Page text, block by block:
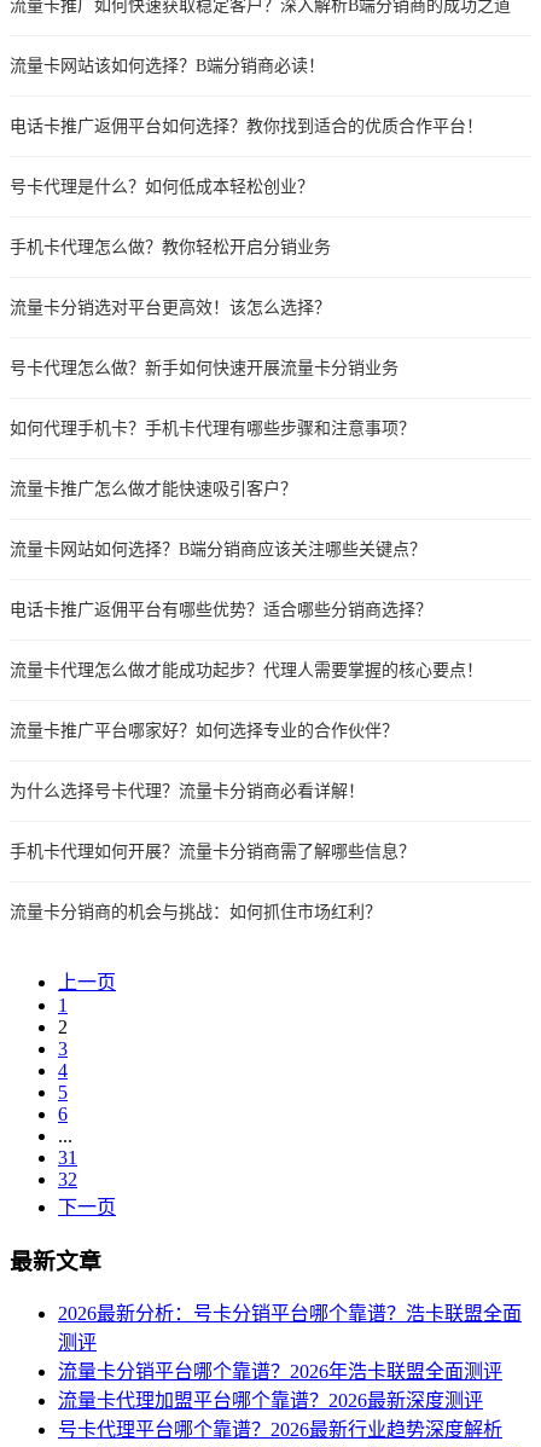
流量卡推广如何快速获取稳定客户？深入解析B端分销商的成功之道
流量卡网站该如何选择？B端分销商必读！
电话卡推广返佣平台如何选择？教你找到适合的优质合作平台！
号卡代理是什么？如何低成本轻松创业？
手机卡代理怎么做？教你轻松开启分销业务
流量卡分销选对平台更高效！该怎么选择？
号卡代理怎么做？新手如何快速开展流量卡分销业务
如何代理手机卡？手机卡代理有哪些步骤和注意事项？
流量卡推广怎么做才能快速吸引客户？
流量卡网站如何选择？B端分销商应该关注哪些关键点？
电话卡推广返佣平台有哪些优势？适合哪些分销商选择？
流量卡代理怎么做才能成功起步？代理人需要掌握的核心要点！
流量卡推广平台哪家好？如何选择专业的合作伙伴？
为什么选择号卡代理？流量卡分销商必看详解！
手机卡代理如何开展？流量卡分销商需了解哪些信息？
流量卡分销商的机会与挑战：如何抓住市场红利？
上一页
1
2
3
4
5
6
...
31
32
下一页
最新文章
2026最新分析：号卡分销平台哪个靠谱？浩卡联盟全面
测评
流量卡分销平台哪个靠谱？2026年浩卡联盟全面测评
流量卡代理加盟平台哪个靠谱？2026最新深度测评
号卡代理平台哪个靠谱？2026最新行业趋势深度解析